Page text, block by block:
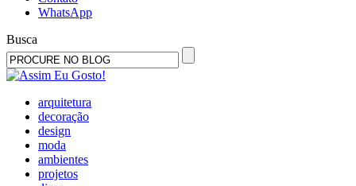
WhatsApp
Busca
arquitetura
decoração
design
moda
ambientes
projetos